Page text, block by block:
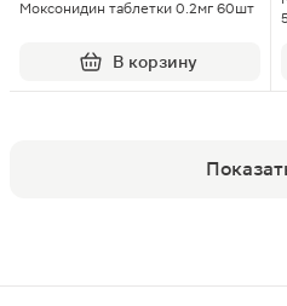
Моксонидин таблетки 0.2мг 60шт
В корзину